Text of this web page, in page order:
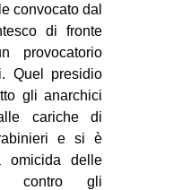
convocato dal
di fronte
provocatorio
Quel presidio
gli anarchici
cariche di
e si è
omicida delle
contro gli